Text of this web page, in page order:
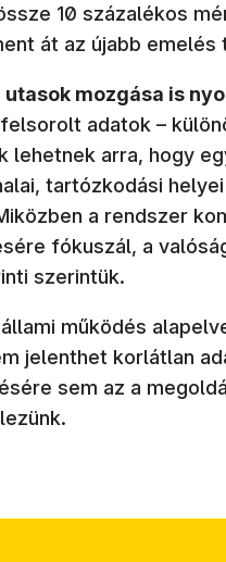
10 százalékos
át az újabb emelés
utasok mozgása is
adatok –
lehetnek arra, hogy
tartózkodási
a rendszer
fókuszál, a
szerintük.
működés
jelenthet korlátlan
sem az a